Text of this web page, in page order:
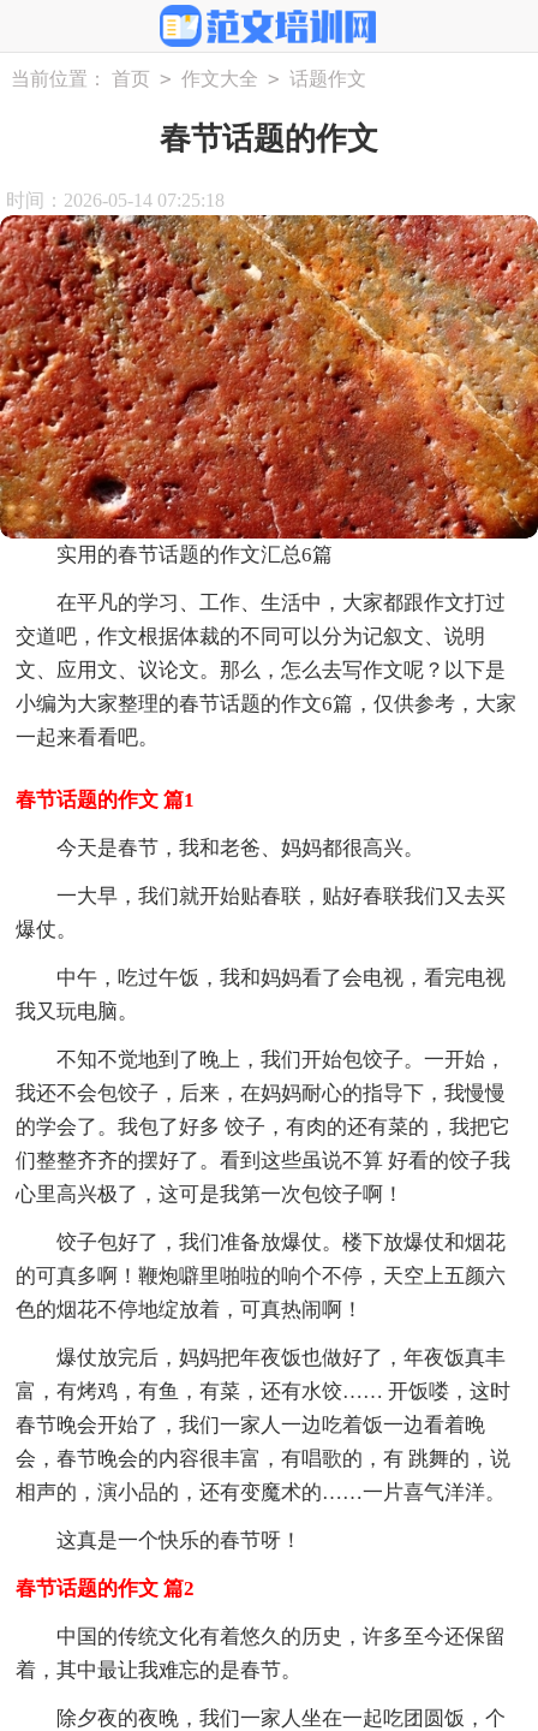
当前位置： 首页 > 作文大全 > 话题作文
春节话题的作文
时间：2026-05-14 07:25:18
实用的春节话题的作文汇总6篇
在平凡的学习、工作、生活中，大家都跟作文打过
交道吧，作文根据体裁的不同可以分为记叙文、说明
文、应用文、议论文。那么，怎么去写作文呢？以下是
小编为大家整理的春节话题的作文6篇，仅供参考，大家
一起来看看吧。
春节话题的作文 篇1
今天是春节，我和老爸、妈妈都很高兴。
一大早，我们就开始贴春联，贴好春联我们又去买
爆仗。
中午，吃过午饭，我和妈妈看了会电视，看完电视
我又玩电脑。
不知不觉地到了晚上，我们开始包饺子。一开始，
我还不会包饺子，后来，在妈妈耐心的指导下，我慢慢
的学会了。我包了好多 饺子，有肉的还有菜的，我把它
们整整齐齐的摆好了。看到这些虽说不算 好看的饺子我
心里高兴极了，这可是我第一次包饺子啊！
饺子包好了，我们准备放爆仗。楼下放爆仗和烟花
的可真多啊！鞭炮噼里啪啦的响个不停，天空上五颜六
色的烟花不停地绽放着，可真热闹啊！
爆仗放完后，妈妈把年夜饭也做好了，年夜饭真丰
富，有烤鸡，有鱼，有菜，还有水饺…… 开饭喽，这时
春节晚会开始了，我们一家人一边吃着饭一边看着晚
会，春节晚会的内容很丰富，有唱歌的，有 跳舞的，说
相声的，演小品的，还有变魔术的……一片喜气洋洋。
这真是一个快乐的春节呀！
春节话题的作文 篇2
中国的传统文化有着悠久的历史，许多至今还保留
着，其中最让我难忘的是春节。
除夕夜的夜晚，我们一家人坐在一起吃团圆饭，个